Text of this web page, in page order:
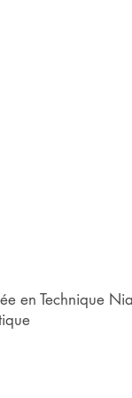
en Technique